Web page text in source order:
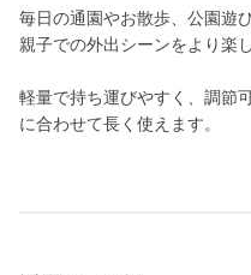
毎日の通園やお散歩、公園遊
親子での外出シーンをより楽
軽量で持ち運びやすく、調節
に合わせて長く使えます。